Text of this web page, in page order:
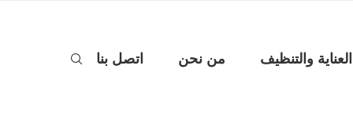
العناية والتنظيف من نحن اتصل بنا